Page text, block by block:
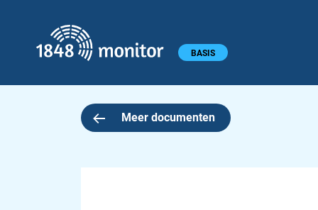
Hoofdmenu BASIS
Meer documenten